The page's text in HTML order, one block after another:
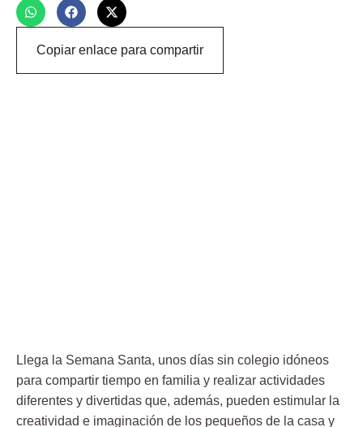
Copiar enlace para compartir
Llega la Semana Santa, unos días sin colegio idóneos
para compartir tiempo en familia y realizar actividades
diferentes y divertidas que, además, pueden estimular la
creatividad e imaginación de los pequeños de la casa y